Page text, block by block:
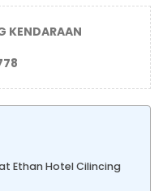
KENDARAAN
Ethan Hotel Cilincing